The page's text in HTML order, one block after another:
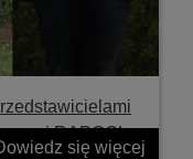
RAPOOL
się więcej